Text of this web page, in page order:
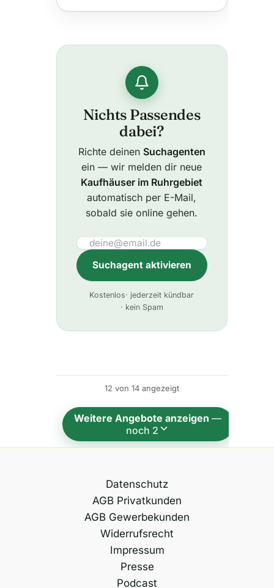
Nichts Passendes
dabei?
Richte deinen Suchagenten
ein — wir melden dir neue
Kaufhäuser im Ruhrgebiet
automatisch per E-Mail,
sobald sie online gehen.
Suchagent aktivieren
l
a
t
i
Kostenlos· jederzeit kündbar
· kein Spam
12 von 14 angezeigt
Weitere Angebote anzeigen—
noch 2
Datenschutz
AGB Privatkunden
AGB Gewerbekunden
Widerrufsrecht
Impressum
Presse
Podcast